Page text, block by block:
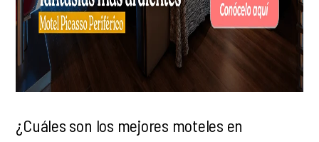
¿Cuáles son los mejores moteles en